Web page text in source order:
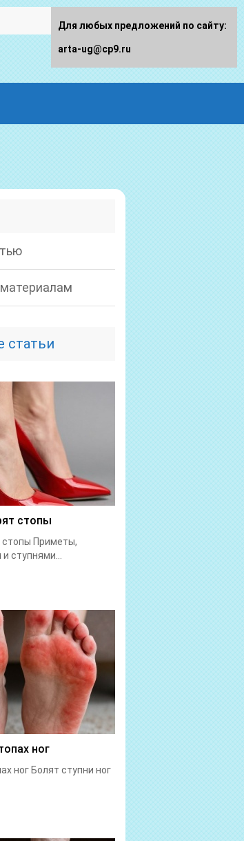
статьи
стопы
стопы Приметы,
ступнями...
ног
ног Болят ступни ног
Для любых предложений по сайту:
arta-ug@cp9.ru